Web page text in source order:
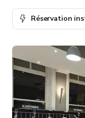
Réservation